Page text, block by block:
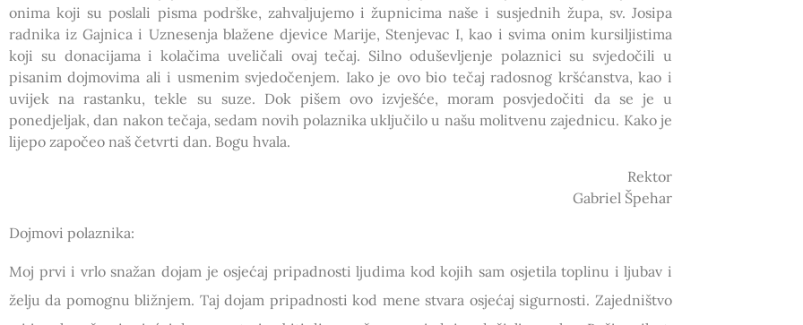
onima koji su poslali pisma podrške, zahvaljujemo i župnicima naše i susjednih župa, sv. Josipa
radnika iz Gajnica i Uznesenja blažene djevice Marije, Stenjevac I, kao i svima onim kursiljistima
koji su donacijama i kolačima uveličali ovaj tečaj. Silno oduševljenje polaznici su svjedočili u
pisanim dojmovima ali i usmenim svjedočenjem. Iako je ovo bio tečaj radosnog kršćanstva, kao i
uvijek na rastanku, tekle su suze. Dok pišem ovo izvješće, moram posvjedočiti da se je u
ponedjeljak, dan nakon tečaja, sedam novih polaznika uključilo u našu molitvenu zajednicu. Kako je
lijepo započeo naš četvrti dan. Bogu hvala.
Rektor
Gabriel Špehar
Dojmovi polaznika:
Moj prvi i vrlo snažan dojam je osjećaj pripadnosti ljudima kod kojih sam osjetila toplinu i ljubav i
želju da pomognu bližnjem. Taj dojam pripadnosti kod mene stvara osjećaj sigurnosti. Zajedništvo